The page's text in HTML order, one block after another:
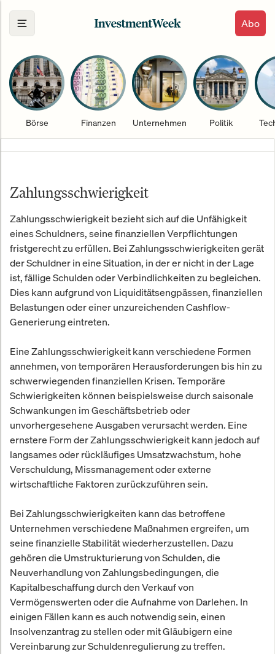
Abo
Börse Finanzen Unternehmen Politik
Zahlungsschwierigkeit
Zahlungsschwierigkeit bezieht sich auf die Unfähigkeit
eines Schuldners, seine finanziellen Verpflichtungen
fristgerecht zu erfüllen. Bei Zahlungsschwierigkeiten gerät
der Schuldner in eine Situation, in der er nicht in der Lage
ist, fällige Schulden oder Verbindlichkeiten zu begleichen.
Dies kann aufgrund von Liquiditätsengpässen, finanziellen
Belastungen oder einer unzureichenden Cashflow-
Generierung eintreten.
Eine Zahlungsschwierigkeit kann verschiedene Formen
annehmen, von temporären Herausforderungen bis hin zu
schwerwiegenden finanziellen Krisen. Temporäre
Schwierigkeiten können beispielsweise durch saisonale
Schwankungen im Geschäftsbetrieb oder
unvorhergesehene Ausgaben verursacht werden. Eine
ernstere Form der Zahlungsschwierigkeit kann jedoch auf
langsames oder rückläufiges Umsatzwachstum, hohe
Verschuldung, Missmanagement oder externe
wirtschaftliche Faktoren zurückzuführen sein.
Bei Zahlungsschwierigkeiten kann das betroffene
Unternehmen verschiedene Maßnahmen ergreifen, um
seine finanzielle Stabilität wiederherzustellen. Dazu
gehören die Umstrukturierung von Schulden, die
Neuverhandlung von Zahlungsbedingungen, die
Kapitalbeschaffung durch den Verkauf von
Vermögenswerten oder die Aufnahme von Darlehen. In
einigen Fällen kann es auch notwendig sein, einen
Insolvenzantrag zu stellen oder mit Gläubigern eine
Vereinbarung zur Schuldenregulierung zu treffen.